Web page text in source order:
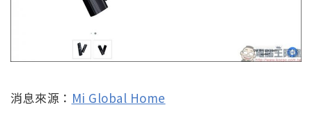
消息來源： Mi Global Home